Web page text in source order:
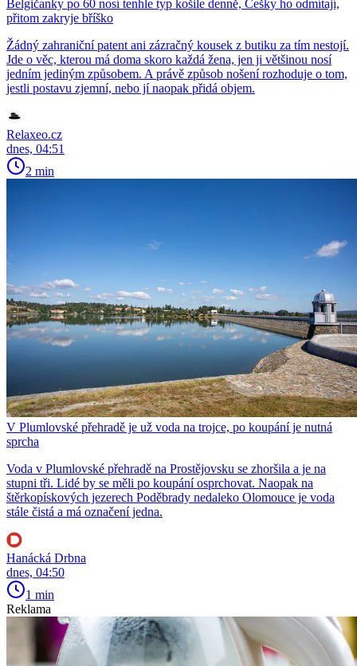
Belgičanky po 60 nosí tenhle typ košile denně, Češky ho odmítají,
přitom zakryje bříško
Žádný zahraniční patent ani zázračný kousek z butiku za tím nestojí.
Jde o věc, kterou má doma skoro každá žena, jen ji většinou nosí
jedním jediným způsobem. A právě způsob nošení rozhoduje o tom,
jestli postavu zjemní, nebo jí naopak přidá objem.
Relaxeo.cz
dnes, 04:51
2 min
V Plumlovské přehradě je už voda na trojce, po koupání je nutná
sprcha
Voda v Plumlovské přehradě na Prostějovsku se zhoršila a je na
stupni tři. Lidé by se měli po koupání osprchovat. Naopak na
štěrkopískových jezerech Poděbrady nedaleko Olomouce je voda
stále čistá a má označení jedna.
Hanácká Drbna
dnes, 04:50
1 min
Reklama